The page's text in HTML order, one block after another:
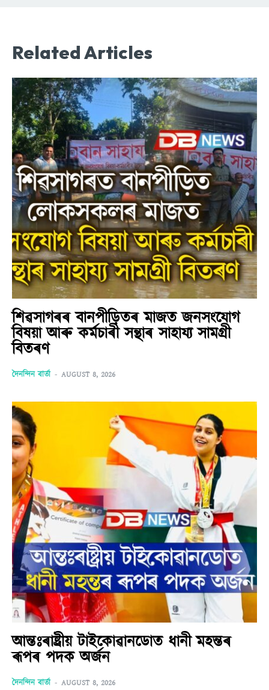
Related Articles
শিৱসাগৰৰ বানপীড়িতৰ মাজত জনসংযোগ
বিষয়া আৰু কৰ্মচাৰী সন্থাৰ সাহায্য সামগ্ৰী
বিতৰণ
দৈনন্দিন বাৰ্তা - AUGUST 8, 2026
আন্তঃৰাষ্ট্ৰীয় টাইকোৱানডোত ধানী মহন্তৰ
ৰূপৰ পদক অৰ্জন
দৈনন্দিন বাৰ্তা - AUGUST 8, 2026